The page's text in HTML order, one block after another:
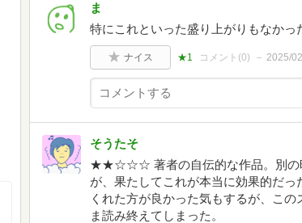
ま
特にこれといった盛り上がりもなかっ
ナイス ★1 コメント(0) 2025/
そうたそ
★★☆☆☆ 著者の自伝的な作品。別の
が、果たしてこれが本当に効果的だ
くれた方が良かった気もするが、こ
ま読み終えてしまった。